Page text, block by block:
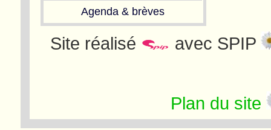
Agenda & brèves
Site réalisé avec SPIP
Plan du site